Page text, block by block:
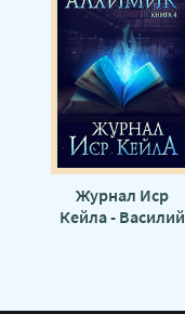
Журнал Иср
Кейла - Василий